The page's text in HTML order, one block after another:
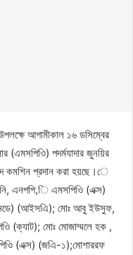
আগামীকাল ১৬ ডসিম্বের
(এমসপিওি) পদর্মযাদার জুনয়ির
কমশিন প্রদান করা হয়ছে।ে
এনপপি,ি এমসপিওি (এক্স)
(আইসএি); মোঃ আবু ইউসুফ,
(ক্যাট); মোঃ মোজাম্মলে হক ,
(এক্স) (জএি-১);মোশাররফ